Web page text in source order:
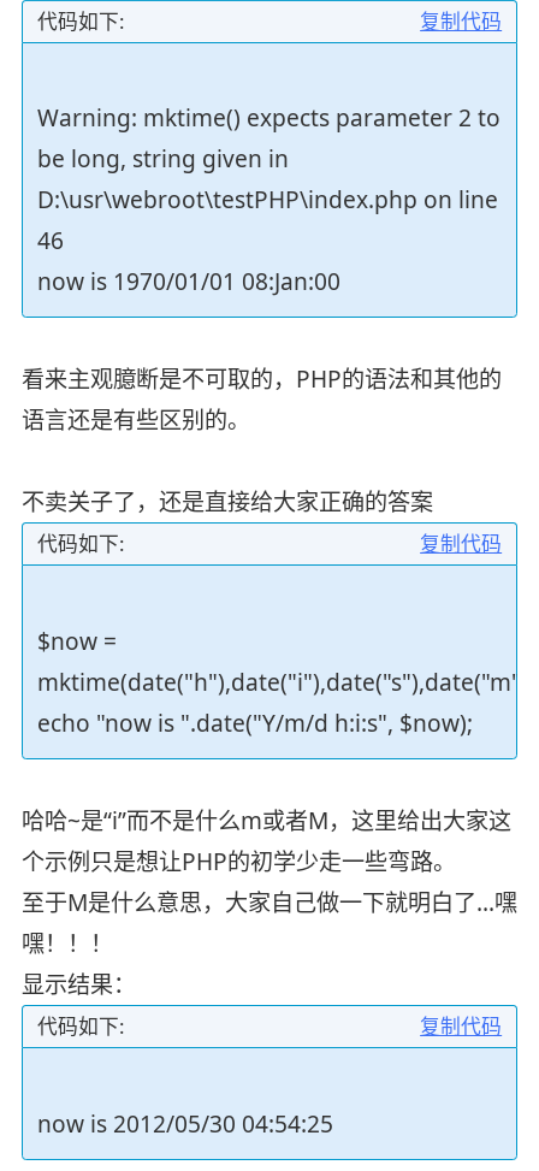
复制代码
代码如下:
Warning: mktime() expects parameter 2 to
be long, string given in
D:\usr\webroot\testPHP\index.php on line
46
now is 1970/01/01 08:Jan:00
看来主观臆断是不可取的，PHP的语法和其他的
语言还是有些区别的。
不卖关子了，还是直接给大家正确的答案
复制代码
代码如下:
$now =
echo "now is ".date("Y/m/d h:i:s", $now);
哈哈~是“i”而不是什么m或者M，这里给出大家这
个示例只是想让PHP的初学少走一些弯路。
至于M是什么意思，大家自己做一下就明白了...嘿
嘿！！！
显示结果：
复制代码
代码如下:
now is 2012/05/30 04:54:25